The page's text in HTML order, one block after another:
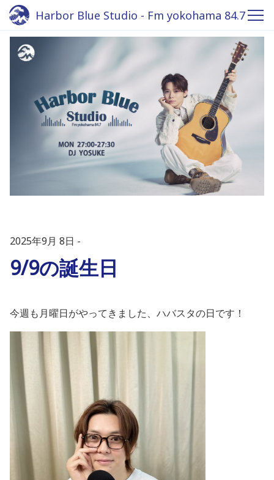
Harbor Blue Studio - Fm yokohama 84.7
2025年9月 8日
9/9の誕生日
今週も月曜日がやってきました、ハバスタの日です！